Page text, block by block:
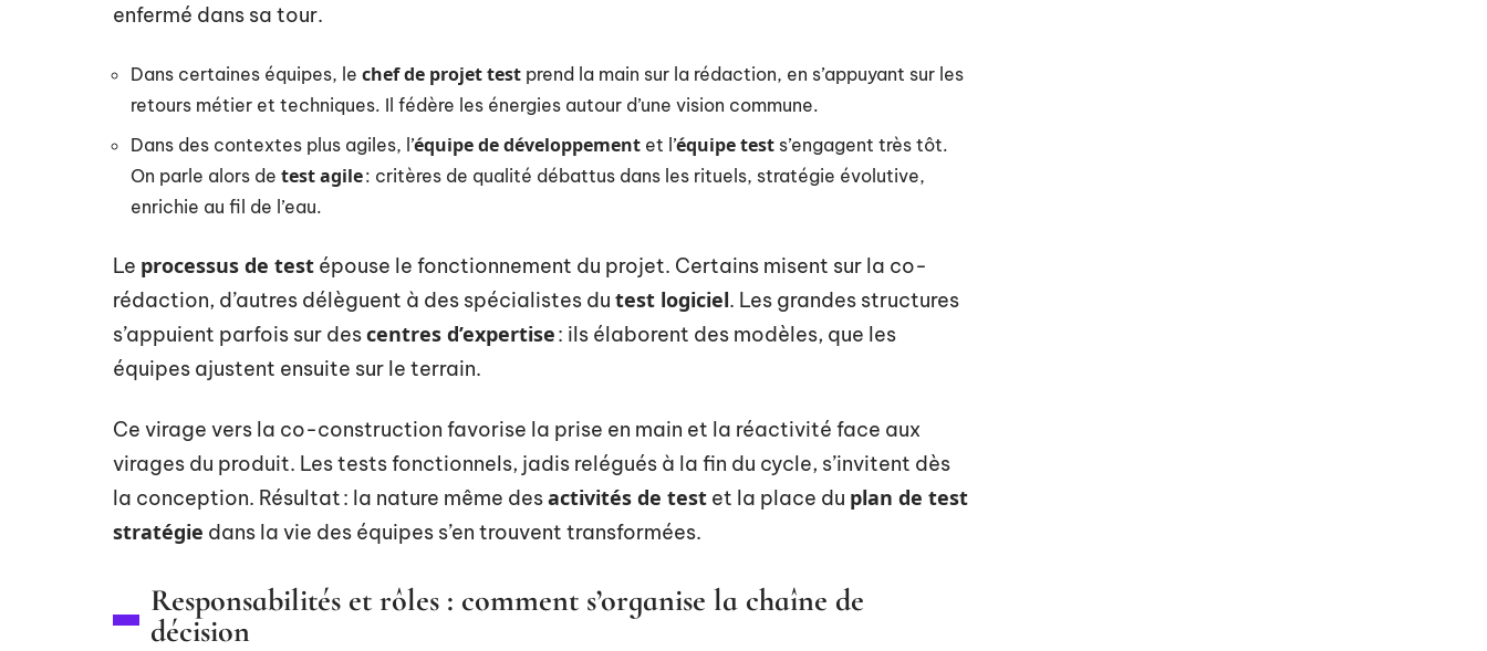
enfermé dans sa tour.
Dans certaines équipes, le chef de projet test prend la main sur la rédaction, en s’appuyant sur les
retours métier et techniques. Il fédère les énergies autour d’une vision commune.
Dans des contextes plus agiles, l’équipe de développement et l’équipe test s’engagent très tôt.
On parle alors de test agile: critères de qualité débattus dans les rituels, stratégie évolutive,
enrichie au fil de l’eau.
Le processus de test épouse le fonctionnement du projet. Certains misent sur la co-
rédaction, d’autres délèguent à des spécialistes du test logiciel. Les grandes structures
s’appuient parfois sur descentres d’expertise: ils élaborent des modèles, que les
équipes ajustent ensuite sur le terrain.
Ce virage vers la co-construction favorise la prise en main et la réactivité face aux
virages du produit. Les tests fonctionnels, jadis relégués à la fin du cycle, s’invitent dès
la conception. Résultat : la nature même desactivités de test et la place du plan de test
stratégie dans la vie des équipes s’en trouvent transformées.
Responsabilités et rôles : comment s’organise la chaîne de
décision